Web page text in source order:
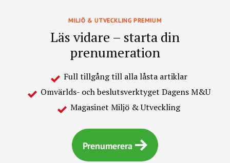
MILJÖ & UTVECKLING PREMIUM
Läs vidare – starta din
prenumeration
Full tillgång till alla låsta artiklar
Omvärlds- och beslutsverktyget Dagens M&U
Magasinet Miljö & Utveckling
Prenumerera